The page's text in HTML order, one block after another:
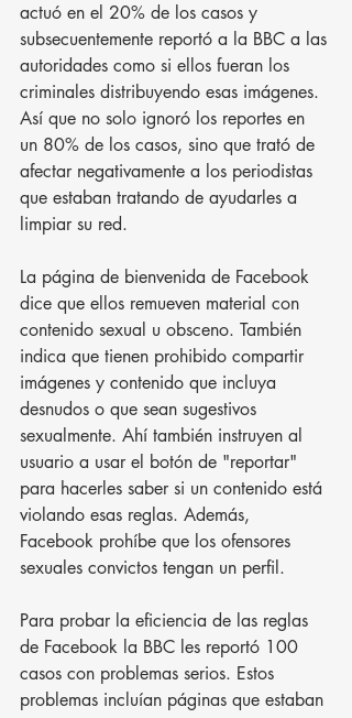
actuó en el 20% de los casos y
subsecuentemente reportó a la BBC a las
autoridades como si ellos fueran los
criminales distribuyendo esas imágenes.
Así que no solo ignoró los reportes en
un 80% de los casos, sino que trató de
afectar negativamente a los periodistas
que estaban tratando de ayudarles a
limpiar su red.
La página de bienvenida de Facebook
dice que ellos remueven material con
contenido sexual u obsceno. También
indica que tienen prohibido compartir
imágenes y contenido que incluya
desnudos o que sean sugestivos
sexualmente. Ahí también instruyen al
usuario a usar el botón de "reportar"
para hacerles saber si un contenido está
violando esas reglas. Además,
Facebook prohíbe que los ofensores
sexuales convictos tengan un perfil.
Para probar la eficiencia de las reglas
de Facebook la BBC les reportó 100
casos con problemas serios. Estos
problemas incluían páginas que estaban